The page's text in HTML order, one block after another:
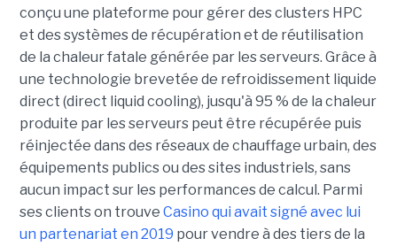
conçu une plateforme pour gérer des clusters HPC
et des systèmes de récupération et de réutilisation
de la chaleur fatale générée par les serveurs. Grâce à
une technologie brevetée de refroidissement liquide
direct (direct liquid cooling), jusqu'à 95 % de la chaleur
produite par les serveurs peut être récupérée puis
réinjectée dans des réseaux de chauffage urbain, des
équipements publics ou des sites industriels, sans
aucun impact sur les performances de calcul. Parmi
ses clients on trouve Casino qui avait signé avec lui
un partenariat en 2019 pour vendre à des tiers de la